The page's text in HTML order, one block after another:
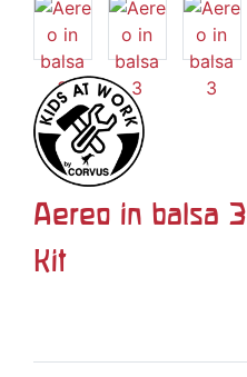
Aereo in balsa 3
Kit